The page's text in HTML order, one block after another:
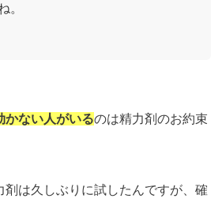
。
かない人がいるのは精力剤のお約束
剤は久しぶりに試したんですが、確